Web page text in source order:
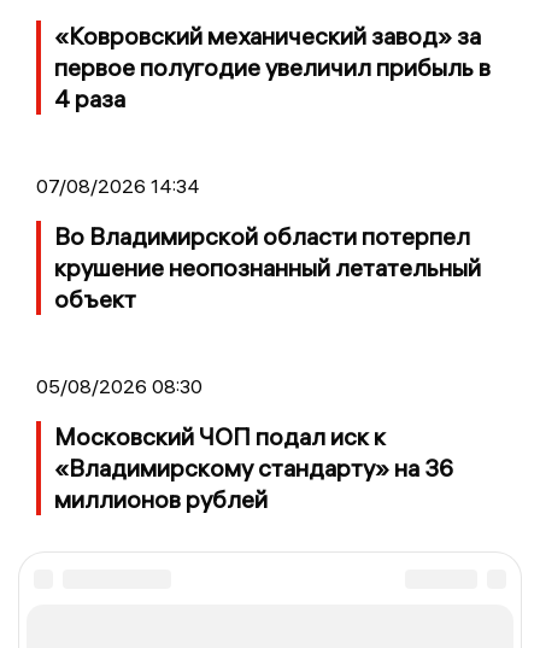
«Ковровский механический завод» за
первое полугодие увеличил прибыль в
4 раза
07/08/2026 14:34
Во Владимирской области потерпел
крушение неопознанный летательный
объект
05/08/2026 08:30
Московский ЧОП подал иск к
«Владимирскому стандарту» на 36
миллионов рублей